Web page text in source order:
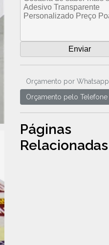
Orçamento por Whatsapp
Orçamento pelo Telefone
Páginas
Relacionadas